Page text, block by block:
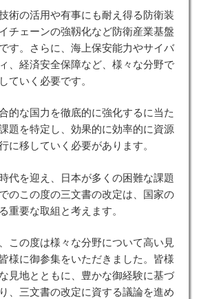
術の活用や有事にも耐え得る防衛装
チェーンの強靱化など防衛産業基盤
す。さらに、海上保安能力やサイバ
、経済安全保障など、様々な分野で
ていく必要です。
的な国力を徹底的に強化するに当た
題を特定し、効果的に効率的に資源
に移していく必要があります。
代を迎え、日本が多くの困難な課題
のこの度の三文書の改定は、国家の
重要な取組と考えます。
この度は様々な分野について高い見
様に御参集をいただきました。皆様
見地とともに、豊かな御経験に基づ
、三文書の改定に資する議論を進め